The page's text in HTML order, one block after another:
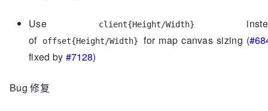
Use client{Height/Width}
of
offset{Height/Width} for map canvas sizing (
fixed by #7128)
Bug 修复